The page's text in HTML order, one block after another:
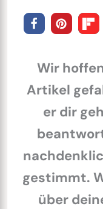
Wir
Artikel
er dir
gestimmt.
über